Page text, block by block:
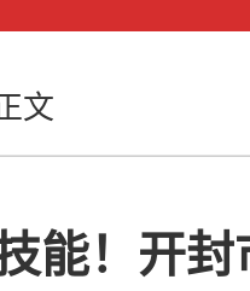
文
能！开